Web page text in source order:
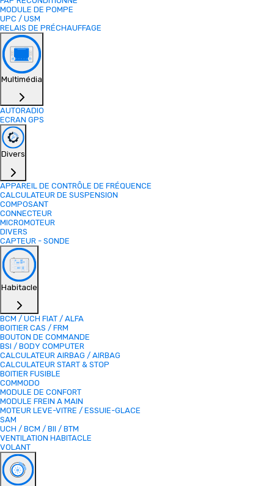
MODULE DE POMPE
UPC / USM
RELAIS DE PRÉCHAUFFAGE
Multimédia
AUTORADIO
ECRAN GPS
Divers
APPAREIL DE CONTRÔLE DE FRÉQUENCE
CALCULATEUR DE SUSPENSION
COMPOSANT
CONNECTEUR
MICROMOTEUR
DIVERS
CAPTEUR - SONDE
Habitacle
BCM / UCH FIAT / ALFA
BOITIER CAS / FRM
BOUTON DE COMMANDE
BSI / BODY COMPUTER
CALCULATEUR AIRBAG / AIRBAG
CALCULATEUR START & STOP
BOITIER FUSIBLE
COMMODO
MODULE DE CONFORT
MODULE FREIN A MAIN
MOTEUR LEVE-VITRE / ESSUIE-GLACE
SAM
UCH / BCM / BII / BTM
VENTILATION HABITACLE
VOLANT